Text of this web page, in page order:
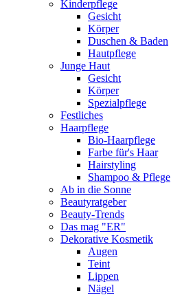
Kinderpflege
Gesicht
Körper
Duschen & Baden
Hautpflege
Junge Haut
Gesicht
Körper
Spezialpflege
Festliches
Haarpflege
Bio-Haarpflege
Farbe für's Haar
Hairstyling
Shampoo & Pflege
Ab in die Sonne
Beautyratgeber
Beauty-Trends
Das mag "ER"
Dekorative Kosmetik
Augen
Teint
Lippen
Nägel